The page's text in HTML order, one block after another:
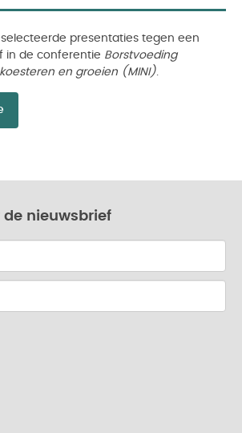
presentaties tegen een
in de conferentie Borstvoeding
en groeien (MINI).
nieuwsbrief